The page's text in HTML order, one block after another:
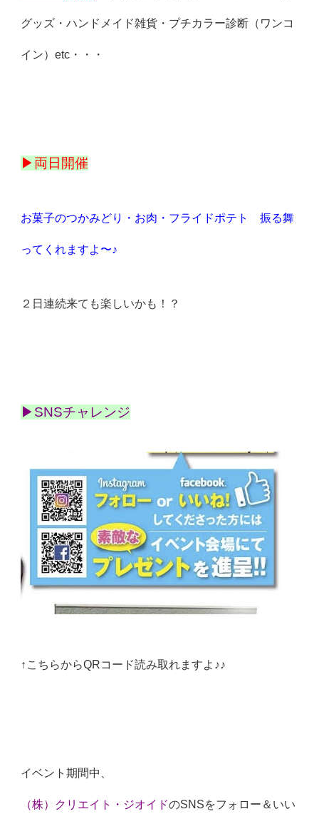
グッズ・ハンドメイド雑貨・プチカラー診断（ワンコ
イン）etc・・・
▶︎両日開催
お菓子のつかみどり・お肉・フライドポテト 振る舞
ってくれますよ〜♪
２日連続来ても楽しいかも！？
▶︎SNSチャレンジ
↑こちらからQRコード読み取れますよ♪♪
イベント期間中、
（株）クリエイト・ジオイドのSNSをフォロー＆いい